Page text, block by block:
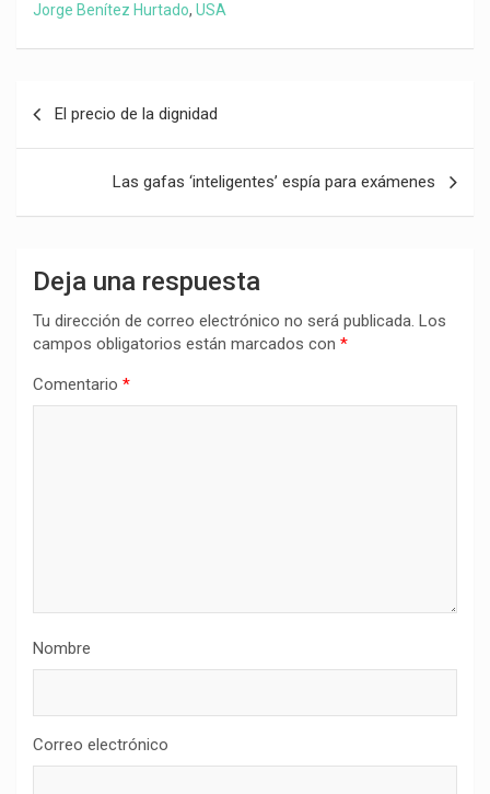
Jorge Benítez Hurtado, USA
entradas
El precio de la dignidad
Las gafas ‘inteligentes’ espía para exámenes
Deja una respuesta
Tu dirección de correo electrónico no será publicada. Los
campos obligatorios están marcados con *
Comentario *
Nombre
Correo electrónico